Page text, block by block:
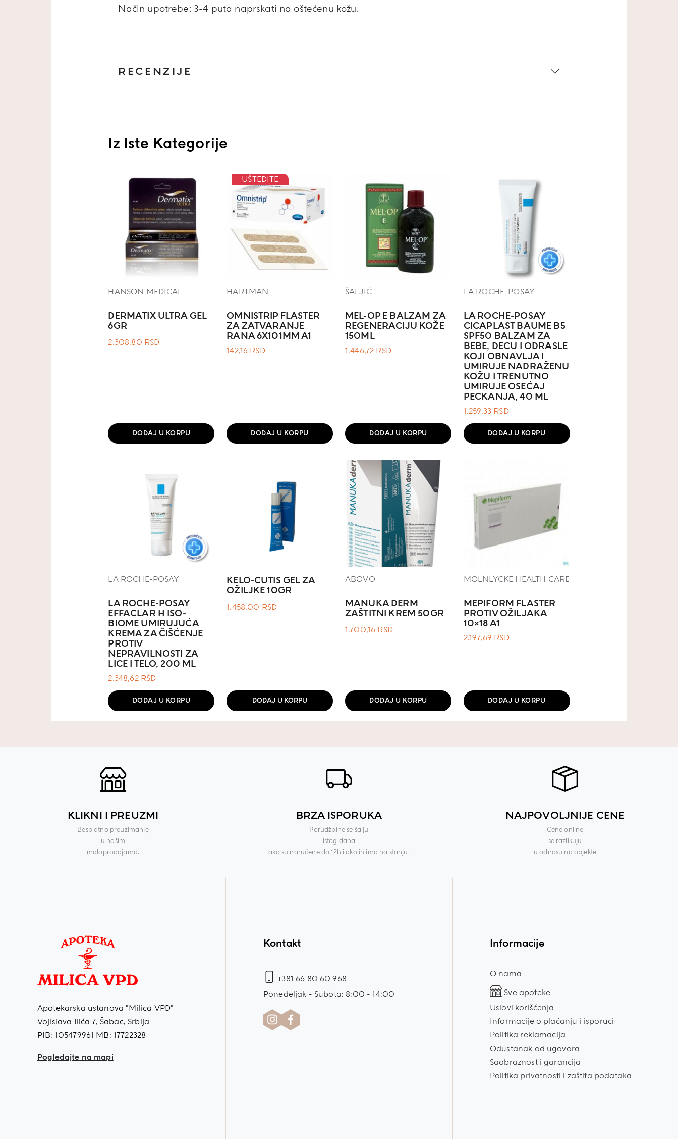
Način upotrebe: 3-4 puta naprskati na oštećenu kožu.
RECENZIJE
Iz Iste Kategorije
HANSON MEDICAL
DERMATIX ULTRA GEL
6GR
2.308,80 RSD
DODAJ U KORPU
UŠTEDITE
HARTMAN
OMNISTRIP FLASTER
ZA ZATVARANJE
RANA 6X101MM A1
ОРИГИНАЛНА
142,16 RSDТРЕНУТНА
DODAJ U KORPU
ŠALJIĆ
MEL-OP E BALZAM ZA
REGENERACIJU KOŽE
150ML
1.446,72 RSD
DODAJ U KORPU
LA ROCHE-POSAY
LA ROCHE-POSAY
CICAPLAST BAUME B5
SPF50 BALZAM ZA
BEBE, DECU I ODRASLE
KOJI OBNAVLJA I
UMIRUJE NADRAŽENU
KOŽU I TRENUTNO
UMIRUJE OSEĆAJ
PECKANJA, 40 ML
1.259,33 RSD
DODAJ U KORPU
LA ROCHE-POSAY
LA ROCHE-POSAY
EFFACLAR H ISO-
BIOME UMIRUJUĆA
KREMA ZA ČIŠĆENJE
PROTIV
NEPRAVILNOSTI ZA
LICE I TELO, 200 ML
2.348,62 RSD
DODAJ U KORPU
KELO-CUTIS GEL ZA
OŽILJKE 10GR
1.458,00 RSD
DODAJ U KORPU
ABOVO
MANUKA DERM
ZAŠTITNI KREM 50GR
1.700,16 RSD
DODAJ U KORPU
MOLNLYCKE HEALTH CARE
MEPIFORM FLASTER
PROTIV OŽILJAKA
10×18 A1
2.197,69 RSD
DODAJ U KORPU
KLIKNI I PREUZMI
Besplatno preuzimanje
u našim
maloprodajama.
BRZA ISPORUKA
Porudžbine se šalju
istog dana
ako su naručene do 12h i ako ih ima na stanju.
NAJPOVOLJNIJE CENE
Cene online
se razlikuju
u odnosu na objekte
Apotekarska ustanova "Milica VPD"
Vojislava Ilića 7, Šabac, Srbija
PIB: 105479961 MB: 17722328
Pogledajte na mapi
Kontakt
+381 66 80 60 968
Ponedeljak - Subota: 8:00 - 14:00
Informacije
O nama
Sve apoteke
Uslovi korišćenja
Informacije o plaćanju i isporuci
Politika reklamacija
Odustanak od ugovora
Saobraznost i garancija
Politika privatnosti i zaštita podataka